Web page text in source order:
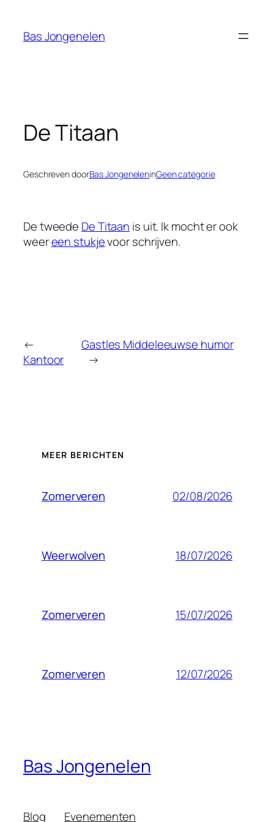
Bas Jongenelen
De Titaan
Geschreven doorBas JongeneleninGeen categorie
De tweede De Titaan is uit. Ik mocht er ook
weereen stukjevoor schrijven.
←
Kantoor
Gastles Middeleeuwse humor
→
MEER BERICHTEN
Zomerveren 02/08/2026
Weerwolven 18/07/2026
Zomerveren 15/07/2026
Zomerveren 12/07/2026
Bas Jongenelen
Blog Evenementen